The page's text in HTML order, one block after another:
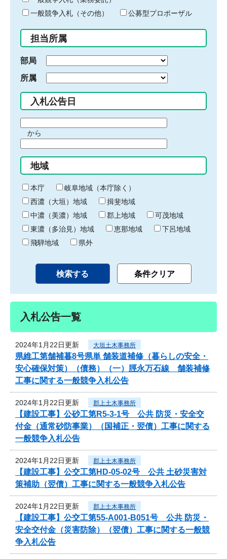
ド
入
力
一般競争入札（その他）
公募型プロポーザル
担当所属
部局
所属
入札公告日
間
始
り
から
間
終
わ
り
地域
本庁
岐阜地域（本庁除く）
西濃（大垣）地域
揖斐地域
中濃（美濃）地域
郡上地域
可茂地域
東濃（多治見）地域
恵那地域
下呂地域
飛騨地域
県外
入札公告一覧
2024年1月22日更新 大垣土木事務所
県維工第舗補暮8号県単 舗装道補修（暮らしの安全・
安心確保対策）（債務）（一）脛永万石線 舗装補修
工事に関する一般競争入札公告
2024年1月22日更新 郡上土木事務所
【建設工事】公砂工第R5-3-1号 公共 防災・安全交
付金（通常砂防事業）（国補正・翌債）工事に関する
一般競争入札公告
2024年1月22日更新 郡上土木事務所
【建設工事】公交工第HD-05-02号 公共 土砂災害対
策補助（翌債）工事に関する一般競争入札公告
2024年1月22日更新 郡上土木事務所
【建設工事】公交工第55-A001-B051号 公共 防災・
安全交付金（災害防除）（翌債）工事に関する一般競
争入札公告